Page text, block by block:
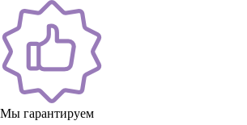
Мы гарантируем